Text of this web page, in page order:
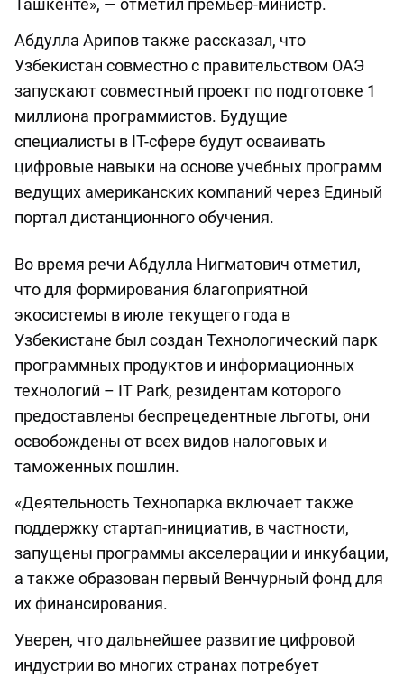
Ташкенте», — отметил премьер-министр.
Абдулла Арипов также рассказал, что
Узбекистан совместно с правительством ОАЭ
запускают совместный проект по подготовке 1
миллиона программистов. Будущие
специалисты в IT-сфере будут осваивать
цифровые навыки на основе учебных программ
ведущих американских компаний через Единый
портал дистанционного обучения.
Во время речи Абдулла Нигматович отметил,
что для формирования благоприятной
экосистемы в июле текущего года в
Узбекистане был создан Технологический парк
программных продуктов и информационных
технологий – IT Park, резидентам которого
предоставлены беспрецедентные льготы, они
освобождены от всех видов налоговых и
таможенных пошлин.
«Деятельность Технопарка включает также
поддержку стартап-инициатив, в частности,
запущены программы акселерации и инкубации,
а также образован первый Венчурный фонд для
их финансирования.
Уверен, что дальнейшее развитие цифровой
индустрии во многих странах потребует